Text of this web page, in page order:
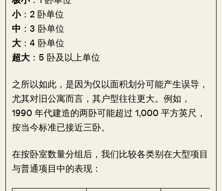
小：2 卧单位
中 ：3 卧单位
大：4 卧单位
超大：5 卧及以上单位
之所以如此，是因为仅以面积划分可能产生误导，
尤其对旧公寓而言，其户型往往更大。例如，
1990 年代建造的两卧可能超过 1,000 平方英尺，
按当今标准已接近三卧。
在按卧室数量分组后，我们比较各类别在大型项目
与普通项目中的表现：